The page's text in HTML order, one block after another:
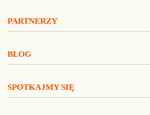
PARTNERZY
BLOG
SPOTKAJMY SIĘ